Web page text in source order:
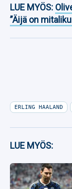
LUE MYÖS:
”Äijä on
ERLING HAALAND
LUE MYÖS: